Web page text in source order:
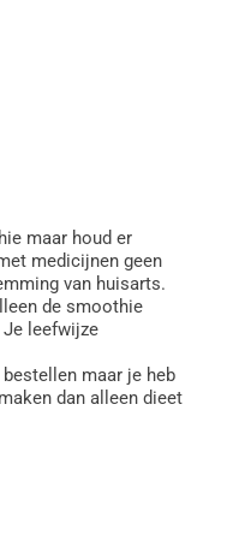
maar houd er
medicijnen geen
van huisarts.
de smoothie
leefwijze
maar je heb
dan alleen dieet